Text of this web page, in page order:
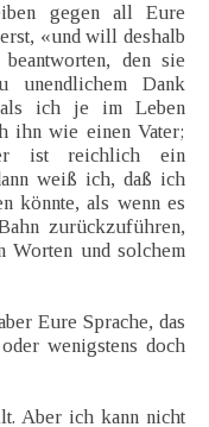
gegen all Eure
«und will deshalb
den sie
unendlichem Dank
ich je im Leben
ihn wie einen Vater;
ist reichlich ein
weiß ich, daß ich
könnte, als wenn es
zurückzuführen,
und solchem
Eure Sprache, das
wenigstens doch
Aber ich kann nicht